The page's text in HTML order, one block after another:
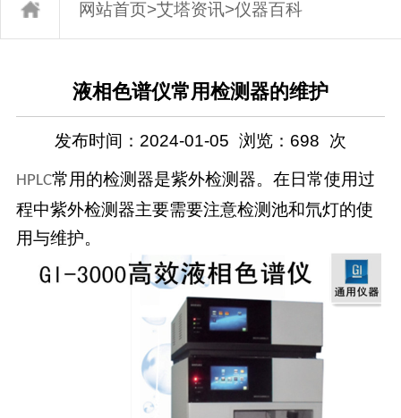
网站首页>艾塔资讯>仪器百科
液相色谱仪常用检测器的维护
发布时间：2024-01-05 浏览： 698 次
HPLC常用的检测器是紫外检测器。在日常使用过
程中紫外检测器主要需要注意检测池和氘灯的使
用与维护。